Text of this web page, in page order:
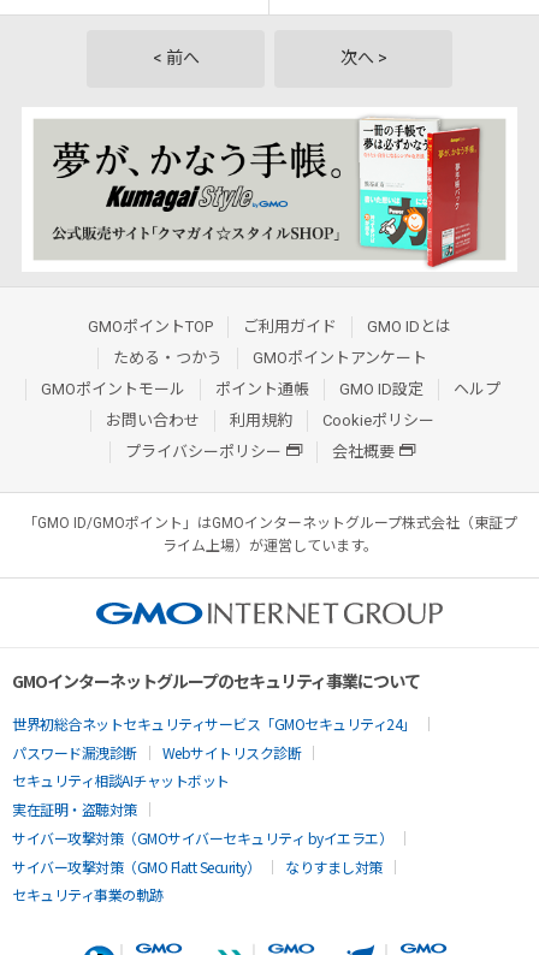
< 前へ 次へ >
GMOポイントTOP ご利用ガイド
GMO IDとは
ためる・つかう
GMOポイントアンケート
GMOポイントモール
ポイント通帳 GMO ID設定
ヘルプ
お問い合わせ
利用規約
Cookieポリシー
プライバシーポリシー
会社概要
「GMO ID/GMOポイント」はGMOインターネットグループ株式会社（東証プ
ライム上場）が運営しています。
GMOインターネットグループのセキュリティ事業について
世界初総合ネットセキュリティサービス「GMOセキュリティ24」
パスワード漏洩診断
Webサイトリスク診断
セキュリティ相談AIチャットボット
実在証明・盗聴対策
サイバー攻撃対策（GMOサイバーセキュリティ byイエラエ）
サイバー攻撃対策（GMO Flatt Security）
なりすまし対策
セキュリティ事業の軌跡